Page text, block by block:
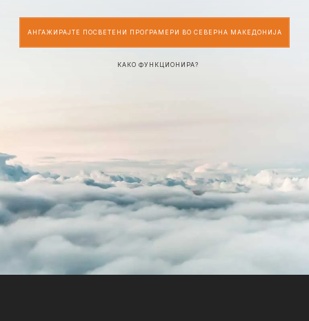
АНГАЖИРАЈТЕ ПОСВЕТЕНИ ПРОГРАМЕРИ ВО СЕВЕРНА МАКЕДОНИЈА
КАКО ФУНКЦИОНИРА?